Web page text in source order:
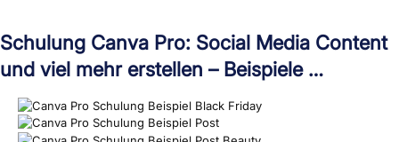
Schulung Canva Pro: Social Media Content
und viel mehr erstellen – Beispiele …